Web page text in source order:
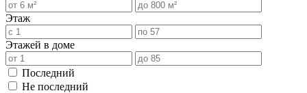
Этаж
Этажей в доме
Последний
Не последний